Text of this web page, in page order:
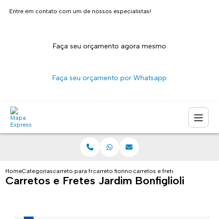
Entre em contato com um de nossos especialistas!
Faça seu orçamento agora mesmo
Faça seu orçamento por Whatsapp
HomeCategoriascarreto para fretescarreto fiorino sao paulocarretos e fretes jardim
Carretos e Fretes Jardim Bonfiglioli